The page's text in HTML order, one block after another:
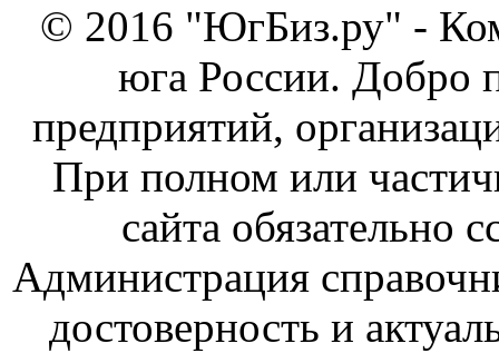
© 2016 "ЮгБиз.ру" -
юга России. Добро
предприятий,
При полном или
сайта обязательно
Администрация
достоверность и